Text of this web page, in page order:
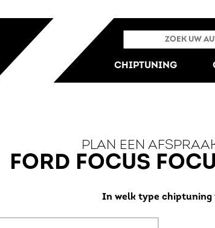
CHIPTUNING
PLAN EEN
FORD FOCUS
In welk type chiptuning